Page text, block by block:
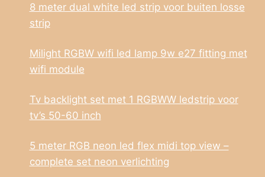
8 meter dual white led strip voor buiten losse
strip
Milight RGBW wifi led lamp 9w e27 fitting met
wifi module
Tv backlight set met 1 RGBWW ledstrip voor
tv’s 50-60 inch
5 meter RGB neon led flex midi top view –
complete set neon verlichting